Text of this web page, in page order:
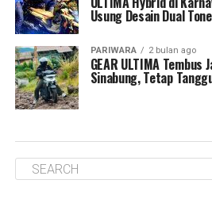
Usung Desain Dual
PARIWARA 2 bulan ago
GEAR ULTIMA
Sinabung, Tetap